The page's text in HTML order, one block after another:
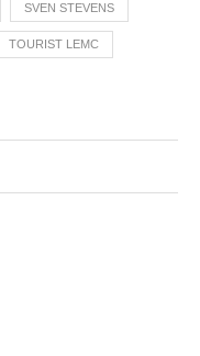
SVEN STEVENS
TOURIST LEMC